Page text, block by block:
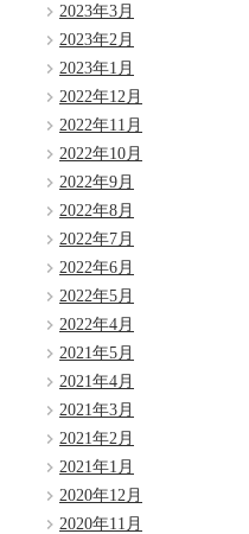
2023年3月
2023年2月
2023年1月
2022年12月
2022年11月
2022年10月
2022年9月
2022年8月
2022年7月
2022年6月
2022年5月
2022年4月
2021年5月
2021年4月
2021年3月
2021年2月
2021年1月
2020年12月
2020年11月